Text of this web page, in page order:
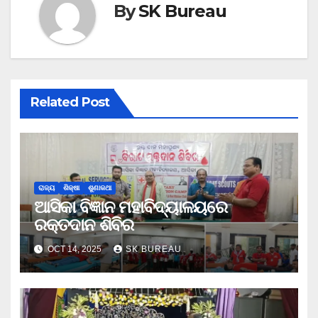
BySK Bureau
Related Post
ରାଜ୍ୟ ଶିକ୍ଷା ଶୁଣାକଥା
ଆସିକା ବିଜ୍ଞାନ ମହାବିଦ୍ୟାଳୟରେ
ରକ୍ତଦାନ ଶିବିର
OCT 14, 2025 SK BUREAU